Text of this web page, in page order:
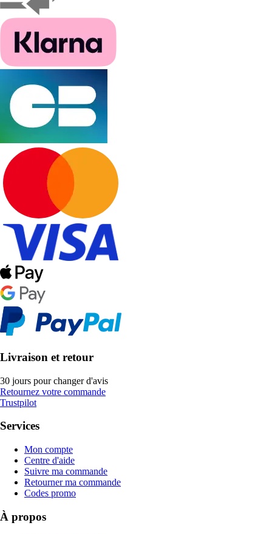
Livraison et retour
30 jours pour changer d'avis
Retournez votre commande
Trustpilot
Services
Mon compte
Centre d'aide
Suivre ma commande
Retourner ma commande
Codes promo
À propos